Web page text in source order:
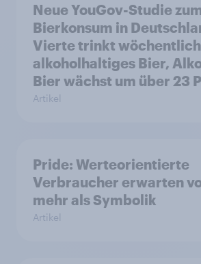
Neue YouGov-Studie
Bierkonsum in
Vierte trinkt wöchentlich
alkoholhaltiges Bier,
Bier wächst um über 23
Artikel
Pride: Werteorientierte
Verbraucher erwarten
mehr als Symbolik
Artikel